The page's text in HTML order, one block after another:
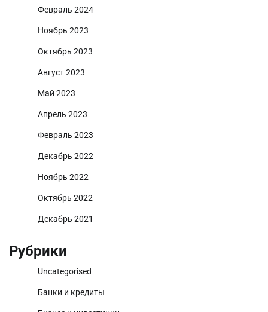
Февраль 2024
Ноябрь 2023
Октябрь 2023
Август 2023
Май 2023
Апрель 2023
Февраль 2023
Декабрь 2022
Ноябрь 2022
Октябрь 2022
Декабрь 2021
Рубрики
Uncategorised
Банки и кредиты